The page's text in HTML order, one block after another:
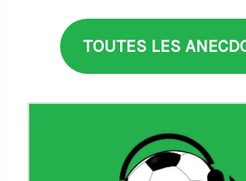
TOUTES LES